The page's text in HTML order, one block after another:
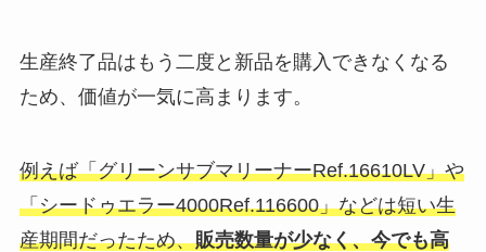
生産終了品はもう二度と新品を購入できなくなる
ため、価値が一気に高まります。
例えば「グリーンサブマリーナーRef.16610LV」や
「シードゥエラー4000Ref.116600」などは短い生
産期間だったため、販売数量が少なく、今でも高